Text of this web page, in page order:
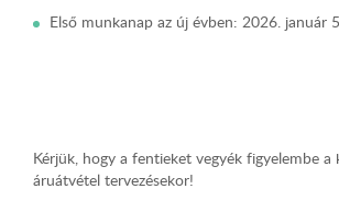
Első munkanap az új évben: 2026. január
Kérjük, hogy a fentieket vegyék figyelembe a
áruátvétel tervezésekor!